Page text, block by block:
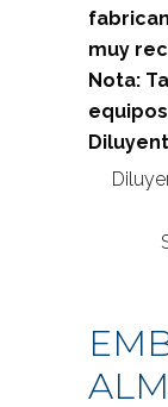
muy
Nota: